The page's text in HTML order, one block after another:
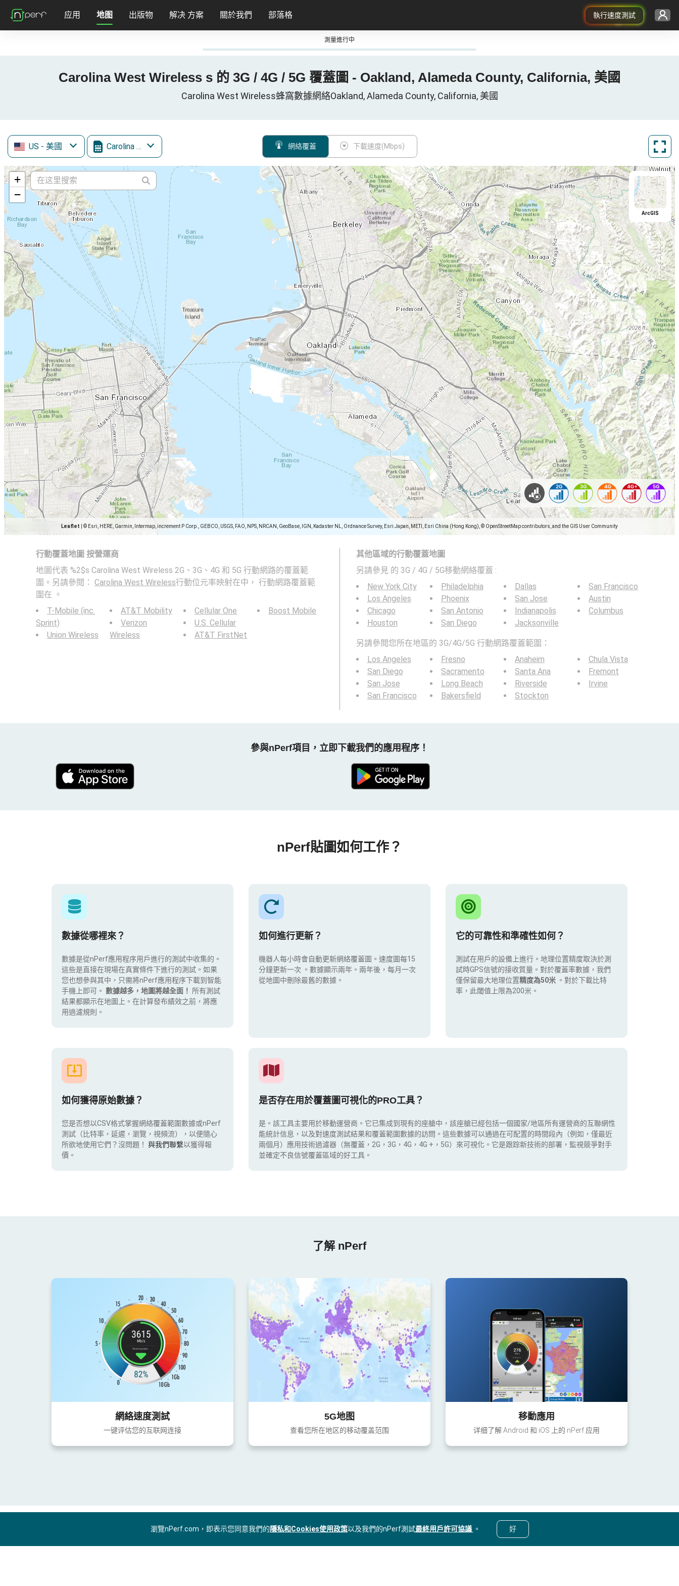
執行速度測試
应用 地图 出版物 解决 方案 關於我們 部落格
測量進行中
Carolina West Wireless s 的 3G / 4G / 5G 覆蓋圖 - Oakland, Alameda County, California, 美國
Carolina West Wireless蜂窩數據網絡Oakland, Alameda County, California, 美國
US - 美國 Carolina West Wireless 網絡覆蓋 下載速度(Mbps)
+
−
Leaflet © Esri, HERE, Garmin, Intermap, increment P Corp., GEBCO, USGS, FAO, NPS, NRCAN, GeoBase, IGN, Kadaster NL, Ordnance Survey, Esri Japan, METI, Esri China (Hong Kong), © OpenStreetMap contributors, and the GIS User Community
ArcGIS
行動覆蓋地圖 按營運商
地圖代表 %2$s Carolina West Wireless 2G、3G、4G 和 5G 行動網路的覆蓋範
圍。另請參閱： Carolina West Wireless行動位元率映射在中， 行動網路覆蓋範
圍在 。
T-Mobile (inc.
Sprint)
Union Wireless
AT&T Mobility
Verizon
Wireless
Cellular One
U.S. Cellular
AT&T FirstNet
Boost Mobile
其他區域的行動覆蓋地圖
另請參見 的 3G / 4G / 5G移動網絡覆蓋 :
New York City
Los Angeles
Chicago
Houston
Philadelphia
Phoenix
San Antonio
San Diego
Dallas
San Jose
Indianapolis
Jacksonville
San Francisco
Austin
Columbus
另請參閱您所在地區的 3G/4G/5G 行動網路覆蓋範圍：
Los Angeles
San Diego
San Jose
San Francisco
Fresno
Sacramento
Long Beach
Bakersfield
Anaheim
Santa Ana
Riverside
Stockton
Chula Vista
Fremont
Irvine
參與nPerf項目，立即下載我們的應用程序！
nPerf貼圖如何工作？
數據從哪裡來？
數據是從nPerf應用程序用戶進行的測試中收集的。
這些是直接在現場在真實條件下進行的測試。如果
您也想參與其中，只需將nPerf應用程序下載到智能
手機上即可。 數據越多，地圖將越全面！ 所有測試
結果都顯示在地圖上。在計算發布績效之前，將應
用過濾規則。
如何進行更新？
機器人每小時會自動更新網絡覆蓋圖。速度圖每15
分鐘更新一次 。數據顯示兩年。兩年後，每月一次
從地圖中刪除最舊的數據。
它的可靠性和準確性如何？
測試在用戶的設備上進行。地理位置精度取決於測
試時GPS信號的接收質量。對於覆蓋率數據，我們
僅保留最大地理位置精度為50米 。對於下載比特
率，此閾值上限為200米。
如何獲得原始數據？
您是否想以CSV格式掌握網絡覆蓋範圍數據或nPerf
測試（比特率，延遲，瀏覽，視頻流），以便隨心
所欲地使用它們？沒問題！ 與我們聯繫以獲得報
價。
是否存在用於覆蓋圖可視化的PRO工具？
是。該工具主要用於移動運營商。它已集成到現有的座艙中，該座艙已經包括一個國家/地區所有運營商的互聯網性
能統計信息，以及對速度測試結果和覆蓋範圍數據的訪問。這些數據可以通過在可配置的時間段內（例如，僅最近
兩個月）應用技術過濾器（無覆蓋，2G，3G，4G，4G +，5G）來可視化。它是跟踪新技術的部署，監視競爭對手
並確定不良信號覆蓋區域的好工具。
了解 nPerf
網絡速度測試
一键评估您的互联网连接
5G地图
查看您所在地区的移动覆盖范围
移動應用
详细了解 Android 和 iOS 上的 nPerf 应用
瀏覽nPerf.com，即表示您同意我們的隱私和Cookies使用政策以及我們的nPerf測試最終用戶許可協議 。 好